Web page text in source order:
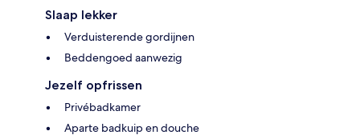
Slaap lekker
Verduisterende gordijnen
Beddengoed aanwezig
Jezelf opfrissen
Privébadkamer
Aparte badkuip en douche